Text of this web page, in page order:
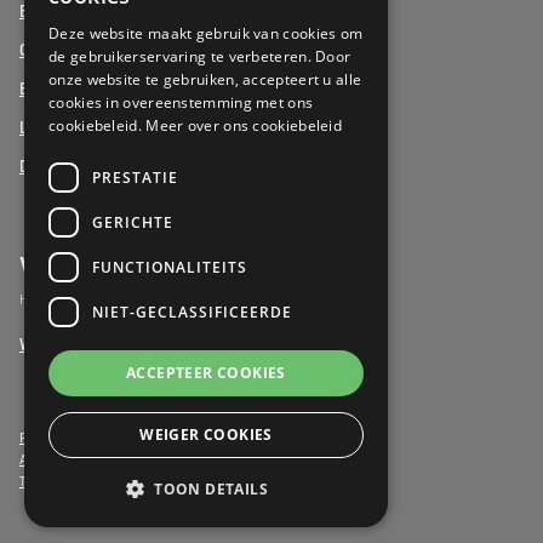
Beukenhof aan Zee, Oostduinkerke
Oud Gemeentehuis, Werchter
Elysia Park, Antwerpen
La Vigie, Koksijde
Duinenzee, De Panne
Vrijwilligers
Het verschil maken als vrijwilliger
Word vrijwilliger
Privacy- & Cookiebeleid
Algemene voorwaarden
Toegankelijkheidsverklaring
DUTCH
Deze website maakt gebruik van cookies om
de gebruikerservaring te verbeteren. Door
onze website te gebruiken, accepteert u alle
cookies in overeenstemming met ons
cookiebeleid. Meer over ons cookiebeleid
PRESTATIE
GERICHTE
FUNCTIONALITEITS
NIET-GECLASSIFICEERDE
ACCEPTEER COOKIES
WEIGER COOKIES
TOON DETAILS